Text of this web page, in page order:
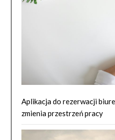
Aplikacja do rezerwacji
zmienia przestrzeń pracy